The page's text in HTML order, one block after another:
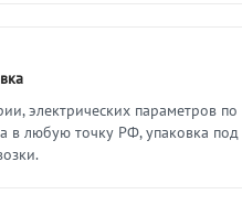
электрических параметров по
в любую точку РФ, упаковка под